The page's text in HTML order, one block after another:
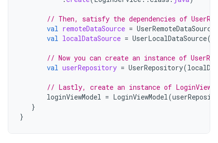
// Then, satisfy the dependencies of
val remoteDataSource = UserRemoteDataSource
val localDataSource = UserLocalDataSource()
// Now you can create an instance of
val userRepository = UserRepository(
// Lastly, create an instance of
loginViewModel = LoginViewModel(
}
}